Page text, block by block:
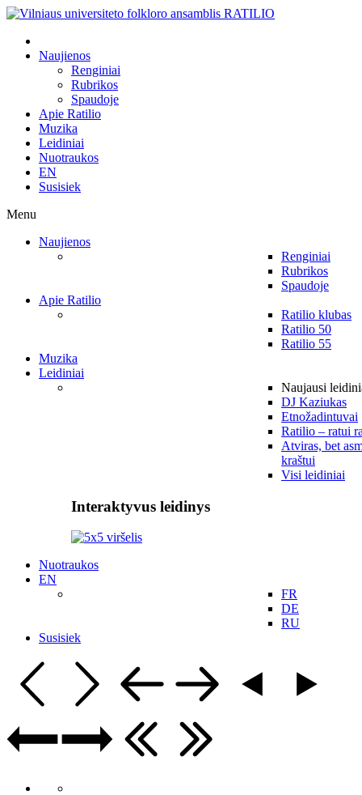
Naujienos
Renginiai
Rubrikos
Spaudoje
Apie Ratilio
Muzika
Leidiniai
Nuotraukos
EN
Susisiek
Menu
Naujienos
Renginiai
Rubrikos
Spaudoje
Apie Ratilio
Ratilio klubas
Ratilio 50
Ratilio 55
Muzika
Leidiniai
Naujausi
DJ Kaziukas
Etnožadintuvai
Ratilio – ratui
Atviras, bet
kraštui
Visi leidiniai
Interaktyvus leidinys
Nuotraukos
EN
FR
DE
RU
Susisiek